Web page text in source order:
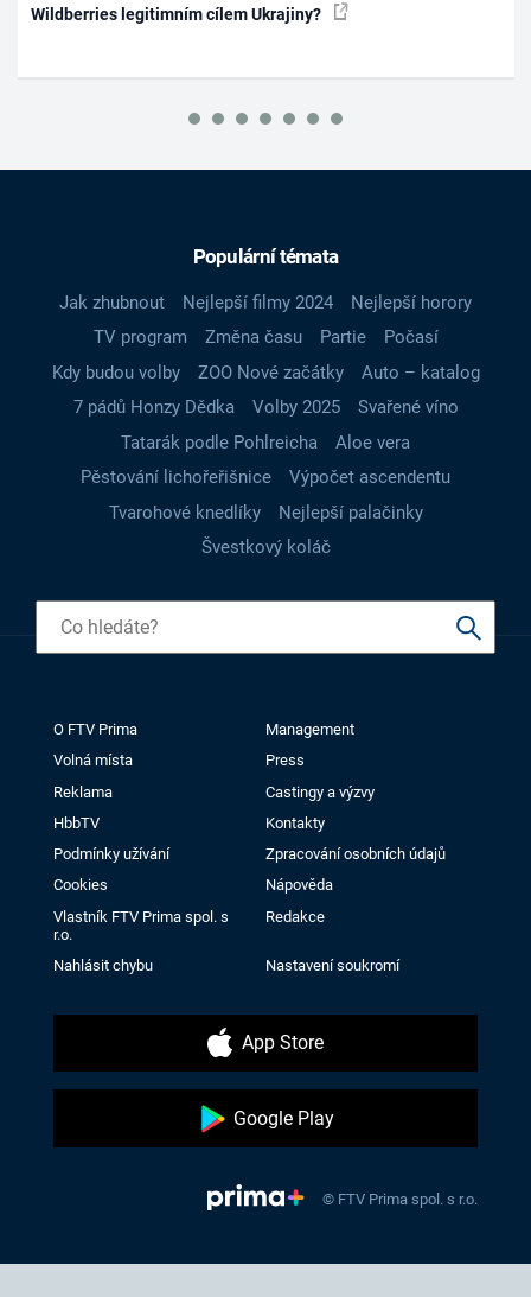
Wildberries legitimním cílem Ukrajiny?
Populární témata
Jak zhubnout Nejlepší filmy 2024
Nejlepší horory
TV program
Změna času Partie
Počasí
Kdy budou volby
ZOO Nové začátky
Auto – katalog
7 pádů Honzy Dědka
Volby 2025
Svařené víno
Tatarák podle Pohlreicha
Aloe vera
Pěstování lichořeřišnice
Výpočet ascendentu
Tvarohové knedlíky
Nejlepší palačinky
Švestkový koláč
O FTV Prima
Management
Volná místa
Press
Reklama
Castingy a výzvy
HbbTV
Kontakty
Podmínky užívání
Zpracování osobních údajů
Cookies
Nápověda
Vlastník FTV Prima spol. s
r.o.
Redakce
Nahlásit chybu Nastavení soukromí
App Store
Google Play
© FTV Prima spol. s r.o.